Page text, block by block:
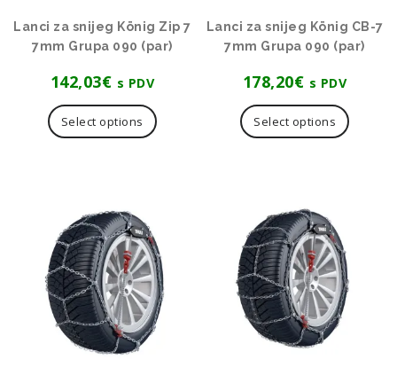
Lanci za snijeg König Zip 7
7mm Grupa 090 (par)
142,03€ s PDV
Select options
Lanci za snijeg König CB-7
7mm Grupa 090 (par)
178,20€ s PDV
Select options